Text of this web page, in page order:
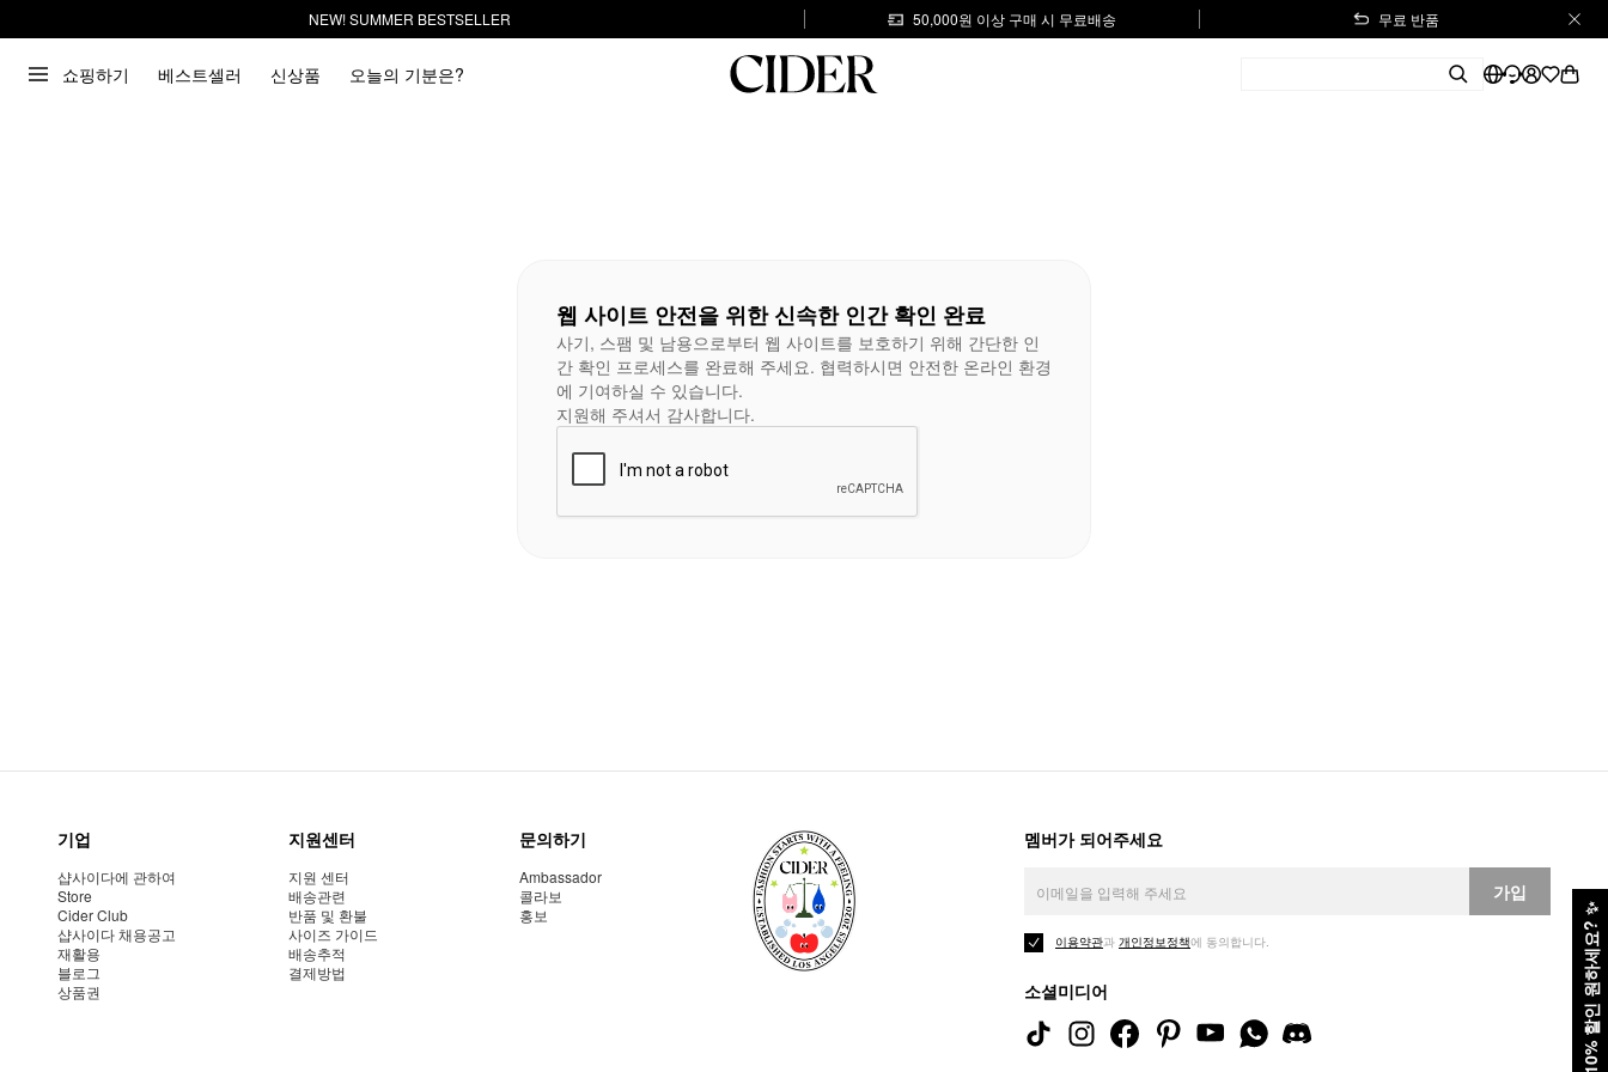
NEW! SUMMER BESTSELLER 50,000원 이상 구매 시 무료배송 무료 반품
쇼핑하기 베스트셀러 신상품 오늘의 기분은?
10% 할인 원하세요?
✨
웹 사이트 안전을 위한 신속한 인간 확인 완료
사기, 스팸 및 남용으로부터 웹 사이트를 보호하기 위해 간단한 인
간 확인 프로세스를 완료해 주세요. 협력하시면 안전한 온라인 환경
에 기여하실 수 있습니다.
지원해 주셔서 감사합니다.
기업
샵사이다에 관하여
Store
Cider Club
샵사이다 채용공고
재활용
블로그
상품권
지원센터
지원 센터
배송관련
반품 및 환불
사이즈 가이드
배송추적
결제방법
문의하기
Ambassador
콜라보
홍보
멤버가 되어주세요
가입
이용약관과 개인정보정책에 동의합니다.
소셜미디어